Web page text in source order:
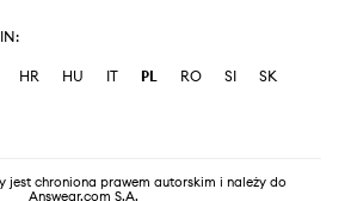
HR HU IT PL RO SI
SK
jest chroniona prawem autorskim i należy do
Answear.com S.A.